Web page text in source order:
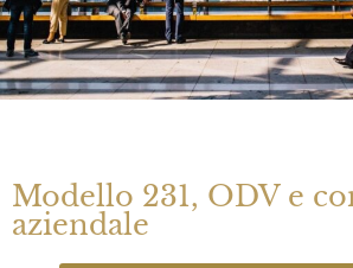
Modello 231, ODV e
aziendale